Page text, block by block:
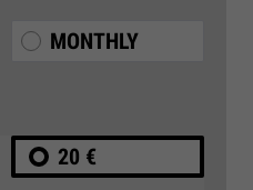
MONTHLY
20 €